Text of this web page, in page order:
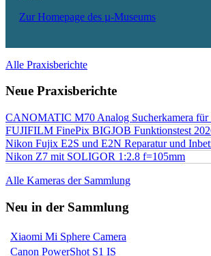
Zur Homepage des µ-Museums
Alle Praxisberichte
Neue Praxisberichte
CANOMATIC M70 Analog Sucherkamera für
FUJIFILM FinePix BIGJOB Funktionstest
Nikon Fujix E2S und E2N Reparatur und
Nikon Z7 mit SOLIGOR 1:2.8 f=105mm
Alle Kameras der Sammlung
Neu in der Sammlung
Xiaomi Mi Sphere Camera
Canon PowerShot S1 IS